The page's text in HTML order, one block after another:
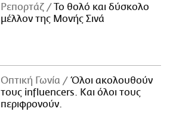
Ρεπορτάζ
Το θολό και δύσκολο
μέλλον της Μονής Σινά
Οπτική Γωνία
Όλοι ακολουθούν
τους influencers. Και όλοι τους
περιφρονούν.